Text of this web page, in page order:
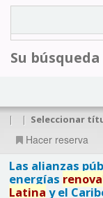
Su
| | Seleccionar
Hacer reserva
Las alianzas
energías
Latina y el